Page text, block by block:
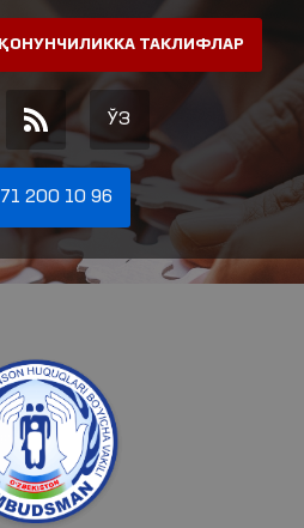
ҚОНУНЧИЛИККА ТАКЛИФЛАР
ЎЗ
71 200 10 96